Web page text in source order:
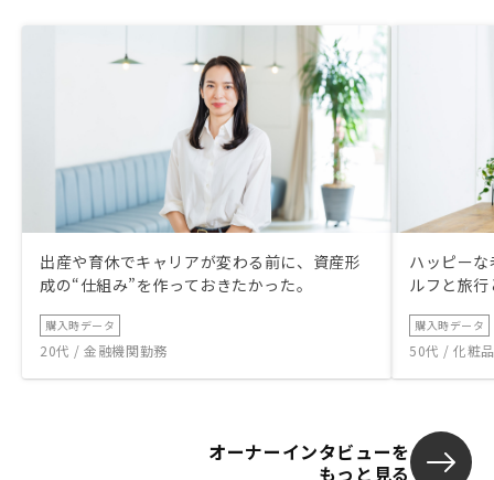
出産や育休でキャリアが変わる前に、資産形
成の“仕組み”を作っておきたかった。
購入時データ
20代 / 金融機関勤務
ハッピー
ルフと旅
購入時データ
50代 / 化粧
オーナーインタビューを
もっと見る